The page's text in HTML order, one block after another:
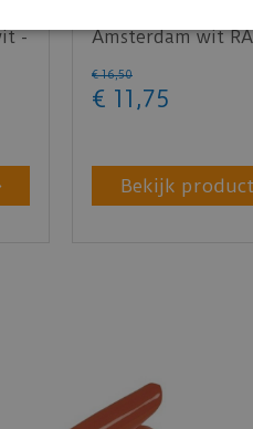
-
Amsterdam wit
€ 16,50
€ 11 ,75
Bekijk product